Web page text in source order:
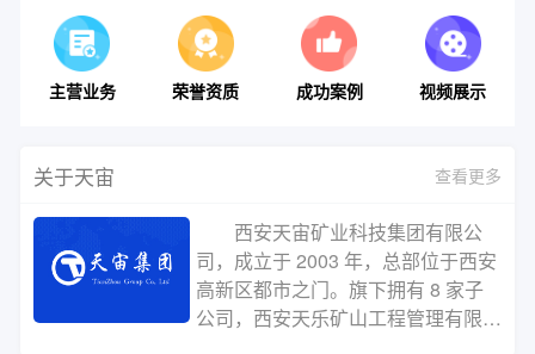
主营业务 荣誉资质 成功案例 视频展示
关于天宙 查看更多
西安天宙矿业科技集团有限公
司，成立于 2003 年，总部位于西安
高新区都市之门。旗下拥有 8 家子
公司，西安天乐矿山工程管理有限公